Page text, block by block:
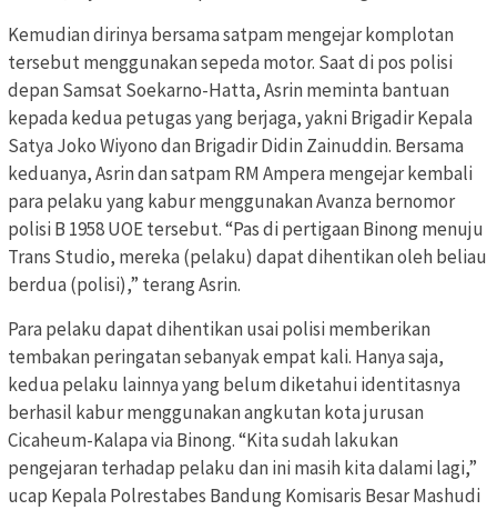
Kemudian dirinya bersama satpam mengejar komplotan
tersebut menggunakan sepeda motor. Saat di pos polisi
depan Samsat Soekarno-Hatta, Asrin meminta bantuan
kepada kedua petugas yang berjaga, yakni Brigadir Kepala
Satya Joko Wiyono dan Brigadir Didin Zainuddin. Bersama
keduanya, Asrin dan satpam RM Ampera mengejar kembali
para pelaku yang kabur menggunakan Avanza bernomor
polisi B 1958 UOE tersebut. “Pas di pertigaan Binong menuju
Trans Studio, mereka (pelaku) dapat dihentikan oleh beliau
berdua (polisi),” terang Asrin.
Para pelaku dapat dihentikan usai polisi memberikan
tembakan peringatan sebanyak empat kali. Hanya saja,
kedua pelaku lainnya yang belum diketahui identitasnya
berhasil kabur menggunakan angkutan kota jurusan
Cicaheum-Kalapa via Binong. “Kita sudah lakukan
pengejaran terhadap pelaku dan ini masih kita dalami lagi,”
ucap Kepala Polrestabes Bandung Komisaris Besar Mashudi